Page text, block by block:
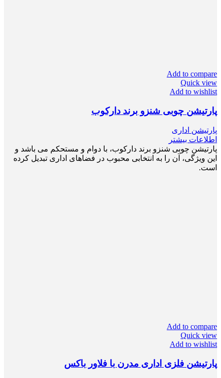
Add to compare
Quick view
Add to wishlist
پارتیشن چوبی شنزو برند دارکوب
پارتیشن اداری
اطلاعات بیشتر
پارتیشن چوبی شنزو برند دارکوب، با دوام و مستحکم می باشد و
این ویژگی، آن را به انتخابی محبوب در فضاهای اداری تبدیل کرده
است.
Add to compare
Quick view
Add to wishlist
پارتیشن فلزی اداری مدرن با فلاور باکس